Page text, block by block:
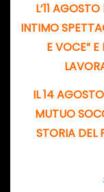
L’11
INTIMO
E VOCE”
IL 14
MUTUO
STORIA DEL